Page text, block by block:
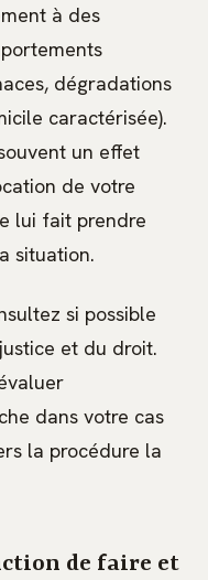
à des
dégradations
caractérisée).
un effet
de votre
lui fait prendre
situation.
si possible
et du droit.
dans votre cas
la procédure la
de faire et